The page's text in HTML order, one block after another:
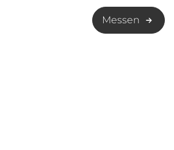
Messen